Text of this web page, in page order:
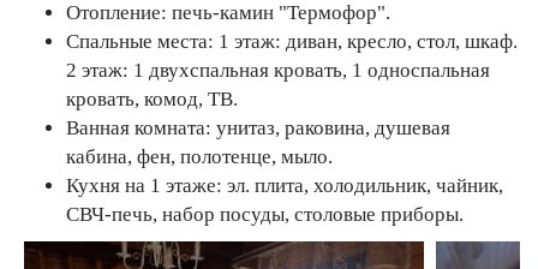
Отопление: печь-камин "Термофор".
Спальные места: 1 этаж: диван, кресло, стол, шкаф.
2 этаж: 1 двухспальная кровать, 1 односпальная
кровать, комод, ТВ.
Ванная комната: унитаз, раковина, душевая
кабина, фен, полотенце, мыло.
Кухня на 1 этаже: эл. плита, холодильник, чайник,
СВЧ-печь, набор посуды, столовые приборы.